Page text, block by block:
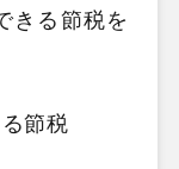
きる節税を
節税